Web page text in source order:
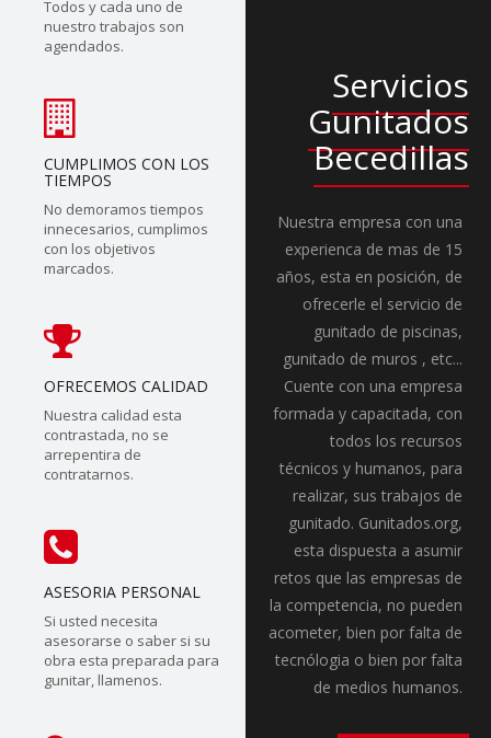
Todos y cada uno de
nuestro trabajos son
agendados.
CUMPLIMOS CON LOS
TIEMPOS
No demoramos tiempos
innecesarios, cumplimos
con los objetivos
marcados.
OFRECEMOS CALIDAD
Nuestra calidad esta
contrastada, no se
arrepentira de
contratarnos.
ASESORIA PERSONAL
Si usted necesita
asesorarse o saber si su
obra esta preparada para
gunitar, llamenos.
Servicios
Gunitados
Becedillas
Nuestra empresa con una
experienca de mas de 15
años, esta en posición, de
ofrecerle el servicio de
gunitado de piscinas,
gunitado de muros , etc...
Cuente con una empresa
formada y capacitada, con
todos los recursos
técnicos y humanos, para
realizar, sus trabajos de
gunitado. Gunitados.org,
esta dispuesta a asumir
retos que las empresas de
la competencia, no pueden
acometer, bien por falta de
tecnólogia o bien por falta
de medios humanos.